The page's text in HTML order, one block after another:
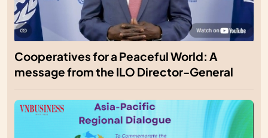
Cooperatives for a Peaceful World: A
message from the ILO Director-General